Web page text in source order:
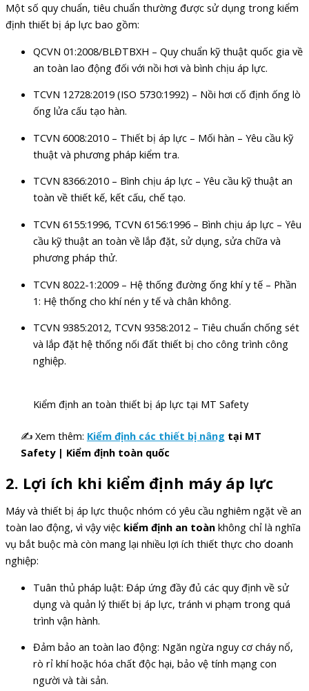
Một số quy chuẩn, tiêu chuẩn thường được sử dụng trong kiểm
định thiết bị áp lực bao gồm:
QCVN 01:2008/BLĐTBXH – Quy chuẩn kỹ thuật quốc gia về
an toàn lao động đối với nồi hơi và bình chịu áp lực.
TCVN 12728:2019 (ISO 5730:1992) – Nồi hơi cố định ống lò
ống lửa cấu tạo hàn.
TCVN 6008:2010 – Thiết bị áp lực – Mối hàn – Yêu cầu kỹ
thuật và phương pháp kiểm tra.
TCVN 8366:2010 – Bình chịu áp lực – Yêu cầu kỹ thuật an
toàn về thiết kế, kết cấu, chế tạo.
TCVN 6155:1996, TCVN 6156:1996 – Bình chịu áp lực – Yêu
cầu kỹ thuật an toàn về lắp đặt, sử dụng, sửa chữa và
phương pháp thử.
TCVN 8022-1:2009 – Hệ thống đường ống khí y tế – Phần
1: Hệ thống cho khí nén y tế và chân không.
TCVN 9385:2012, TCVN 9358:2012 – Tiêu chuẩn chống sét
và lắp đặt hệ thống nối đất thiết bị cho công trình công
nghiệp.
Kiểm định an toàn thiết bị áp lực tại MT Safety
✍ Xem thêm: Kiểm định các thiết bị nâng tại MT
Safety | Kiểm định toàn quốc
2. Lợi ích khi kiểm định máy áp lực
Máy và thiết bị áp lực thuộc nhóm có yêu cầu nghiêm ngặt về an
toàn lao động, vì vậy việc kiểm định an toàn không chỉ là nghĩa
vụ bắt buộc mà còn mang lại nhiều lợi ích thiết thực cho doanh
nghiệp:
Tuân thủ pháp luật: Đáp ứng đầy đủ các quy định về sử
dụng và quản lý thiết bị áp lực, tránh vi phạm trong quá
trình vận hành.
Đảm bảo an toàn lao động: Ngăn ngừa nguy cơ cháy nổ,
rò rỉ khí hoặc hóa chất độc hại, bảo vệ tính mạng con
người và tài sản.